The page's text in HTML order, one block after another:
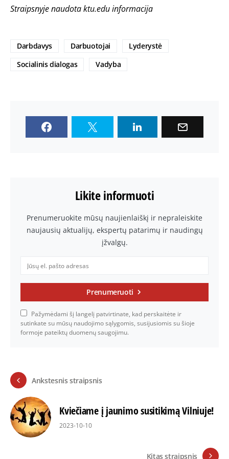
Straipsnyje naudota ktu.edu informacija
Darbdavys Darbuotojai
Lyderystė
Socialinis dialogas
Vadyba
Likite informuoti
Prenumeruokite mūsų naujienlaiškį ir nepraleiskite
naujausių aktualijų, ekspertų patarimų ir naudingų
įžvalgų.
Prenumeruoti
Pažymėdami šį langelį patvirtinate, kad perskaitėte ir
sutinkate su mūsų naudojimo sąlygomis, susijusiomis su šioje
formoje pateiktų duomenų saugojimu.
Ankstesnis straipsnis
Kviečiame į jaunimo susitikimą Vilniuje!
2023-10-10
Kitas straipsnis